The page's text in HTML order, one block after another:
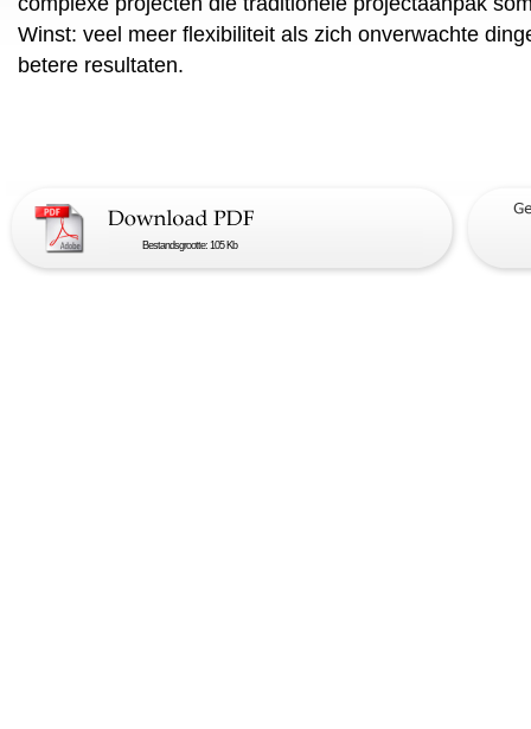
Winst: veel meer flexibiliteit als zich onverwachte
betere resultaten.
Bestandsgrootte: 105 Kb